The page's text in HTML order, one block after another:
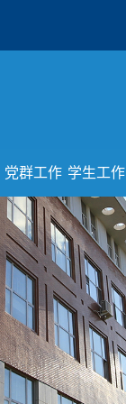
党群工作 学生工作